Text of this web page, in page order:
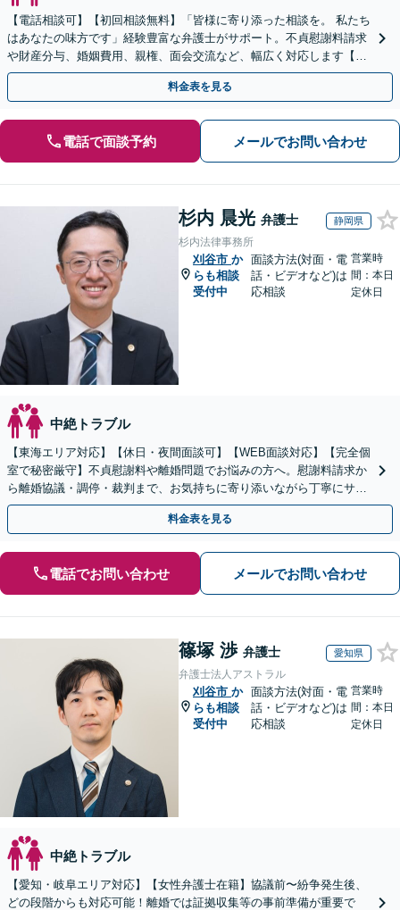
【電話相談可】【初回相談無料】「皆様に寄り添った相談を。 私たち
はあなたの味方です」経験豊富な弁護士がサポート。不貞慰謝料請求
や財産分与、婚姻費用、親権、面会交流など、幅広く対応します【夜
間・休日面談可】【完全個室】【名古屋駅7分】
料金表を見る
電話で面談予約 メールでお問い合わせ
杉内 晨光 弁護士 静岡県
杉内法律事務所
刈谷市 か
らも相談
受付中
面談方法(対面・電
話・ビデオなど)は
応相談
営業時
間：本日
定休日
中絶トラブル
【東海エリア対応】【休日・夜間面談可】【WEB面談対応】【完全個
室で秘密厳守】不貞慰謝料や離婚問題でお悩みの方へ。慰謝料請求か
ら離婚協議・調停・裁判まで、お気持ちに寄り添いながら丁寧にサポ
ートいたします。
料金表を見る
電話でお問い合わせ メールでお問い合わせ
篠塚 渉 弁護士 愛知県
弁護士法人アストラル
刈谷市 か
らも相談
受付中
面談方法(対面・電
話・ビデオなど)は
応相談
営業時
間：本日
定休日
中絶トラブル
【愛知・岐阜エリア対応】【女性弁護士在籍】協議前〜紛争発生後、
どの段階からも対応可能！離婚では証拠収集等の事前準備が重要で